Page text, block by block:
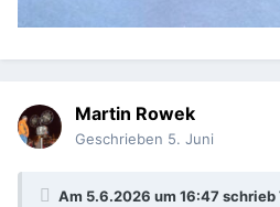
Martin Rowek
Geschrieben 5. Juni
Am 5.6.2026 um 16:47 schrieb